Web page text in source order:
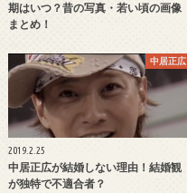
期はいつ？昔の写真・若い頃の画像
まとめ！
中居正広
2019.2.25
中居正広が結婚しない理由！結婚観
が独特で不適合者？